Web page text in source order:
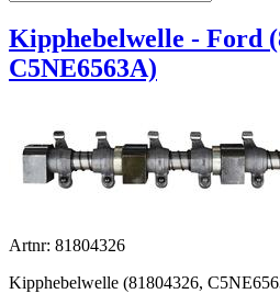
Kipphebelwelle - Ford
C5NE6563A)
Artnr: 81804326
Kipphebelwelle (81804326,